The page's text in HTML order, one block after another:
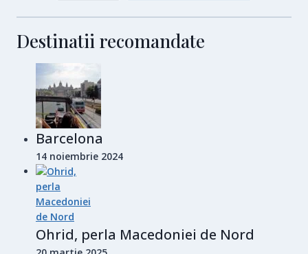
Destinatii recomandate
Barcelona
14 noiembrie 2024
Ohrid, perla Macedoniei de Nord